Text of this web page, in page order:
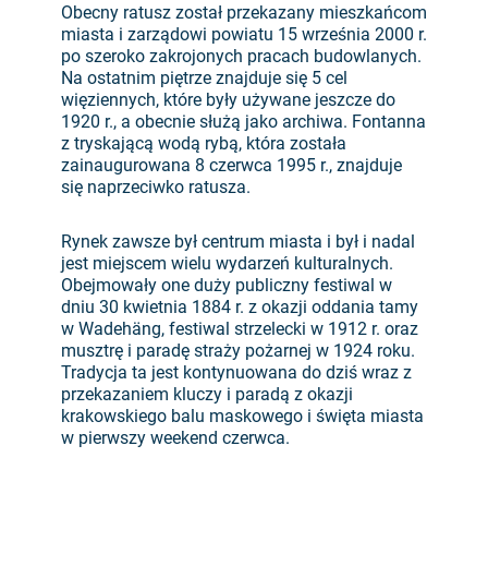
Obecny ratusz został przekazany mieszkańcom
miasta i zarządowi powiatu 15 września 2000 r.
po szeroko zakrojonych pracach budowlanych.
Na ostatnim piętrze znajduje się 5 cel
więziennych, które były używane jeszcze do
1920 r., a obecnie służą jako archiwa. Fontanna
z tryskającą wodą rybą, która została
zainaugurowana 8 czerwca 1995 r., znajduje
się naprzeciwko ratusza.
Rynek zawsze był centrum miasta i był i nadal
jest miejscem wielu wydarzeń kulturalnych.
Obejmowały one duży publiczny festiwal w
dniu 30 kwietnia 1884 r. z okazji oddania tamy
w Wadehäng, festiwal strzelecki w 1912 r. oraz
musztrę i paradę straży pożarnej w 1924 roku.
Tradycja ta jest kontynuowana do dziś wraz z
przekazaniem kluczy i paradą z okazji
krakowskiego balu maskowego i święta miasta
w pierwszy weekend czerwca.